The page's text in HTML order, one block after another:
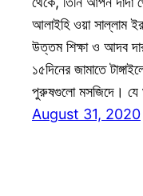
আলাইহি ওয়া সাল্লাম
উত্তম শিক্ষা ও আদব
১৫দিনের জামাতে
পুরুষগুলো মসজিদে।
August 31, 2020